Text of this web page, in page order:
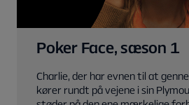
Poker Face, sæson 1
Charlie, der har evnen til at
kører rundt på vejene i sin